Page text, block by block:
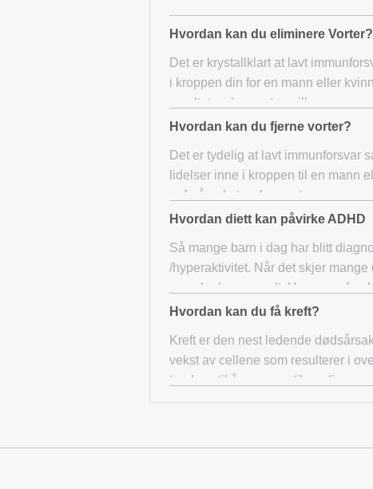
Hvordan kan du eliminere Vorter?
Det er krystallklart at lavt
i kroppen din for en mann eller
resultat av humant papill
Hvordan kan du fjerne vorter?
Det er tydelig at lavt immunforsvar
lidelser inne i kroppen til en mann
er forårsaket av humant
Hvordan diett kan påvirke ADHD
Så mange barn i dag har blitt
/hyperaktivitet. Når det skjer
mer skade enn godt. Hva er en
Hvordan kan du få kreft?
Kreft er den nest ledende
vekst av cellene som resulterer i
tendens til å spre seg til nærli